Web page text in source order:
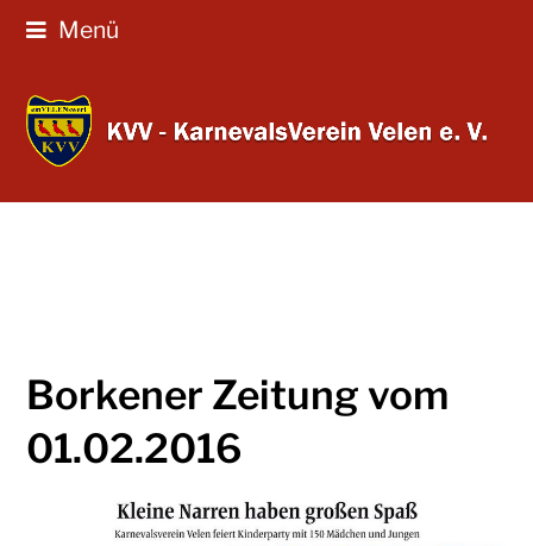
Menü
Borkener Zeitung vom
01.02.2016